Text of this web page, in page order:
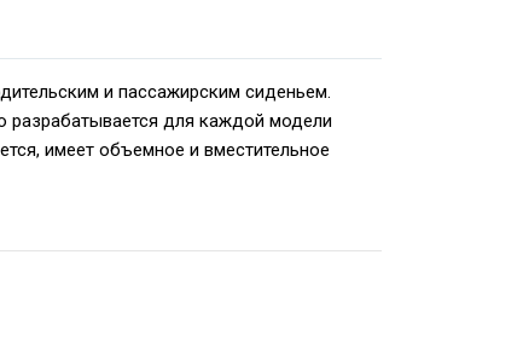
и пассажирским сиденьем.
разрабатывается для каждой модели
имеет объемное и вместительное